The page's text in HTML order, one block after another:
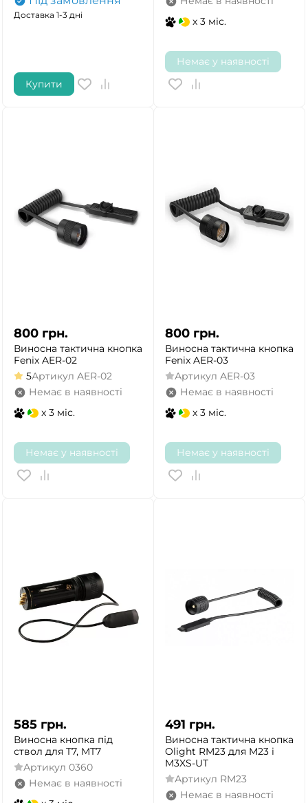
Доставка 1-3 дні
Купити
x 3 міс.
Немає у наявності
800 грн.
Виносна тактична кнопка
Fenix AER-02
5Артикул AER-02
Немає в наявності
x 3 міс.
Немає у наявності
800 грн.
Виносна тактична кнопка
Fenix AER-03
Артикул AER-03
Немає в наявності
x 3 міс.
Немає у наявності
585 грн.
Виносна кнопка під
ствол для T7, MT7
Артикул 0360
Немає в наявності
491 грн.
Виносна тактична кнопка
Olight RM23 для M23 і
M3XS-UT
Артикул RM23
Немає в наявності